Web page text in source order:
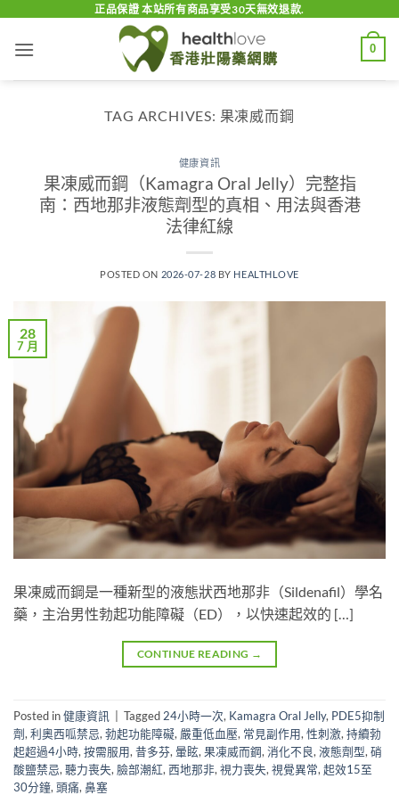
content
正品保證 本站所有商品享受30天無效退款.
0
TAG ARCHIVES: 果凍威而鋼
健康資訊
果凍威而鋼（Kamagra Oral Jelly）完整指
南：西地那非液態劑型的真相、用法與香港
法律紅線
POSTED ON 2026-07-28 BY HEALTHLOVE
28
7 月
果凍威而鋼是一種新型的液態狀西地那非（Sildenafil）學名
藥，主治男性勃起功能障礙（ED），以快速起效的 […]
CONTINUE READING →
Posted in健康資訊 | Tagged 24小時一次, Kamagra Oral Jelly, PDE5抑制
劑, 利奧西呱禁忌, 勃起功能障礙, 嚴重低血壓, 常見副作用, 性刺激, 持續勃
起超過4小時, 按需服用, 昔多芬, 暈眩, 果凍威而鋼, 消化不良, 液態劑型, 硝
酸鹽禁忌, 聽力喪失, 臉部潮紅, 西地那非, 視力喪失, 視覺異常, 起效15至
30分鐘, 頭痛, 鼻塞